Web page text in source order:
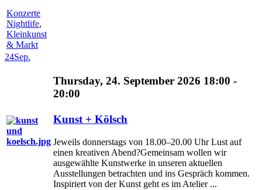
Konzerte
Nightlife,
Kleinkunst
& Markt
24Sep.
Thursday, 24. September 2026 18:00 -
20:00
Kunst + Kölsch
Jeweils donnerstags von 18.00–20.00 Uhr Lust auf
einen kreativen Abend?Gemeinsam wollen wir
ausgewählte Kunstwerke in unseren aktuellen
Ausstellungen betrachten und ins Gespräch kommen.
Inspiriert von der Kunst geht es im Atelier ...